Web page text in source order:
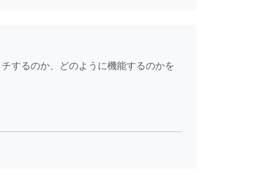
するのか、どのように機能するのかを